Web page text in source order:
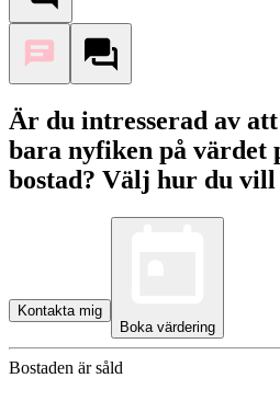
Är du intresserad av
bara nyfiken på värdet
bostad? Välj hur du
Kontakta mig
Boka värdering
Bostaden är såld